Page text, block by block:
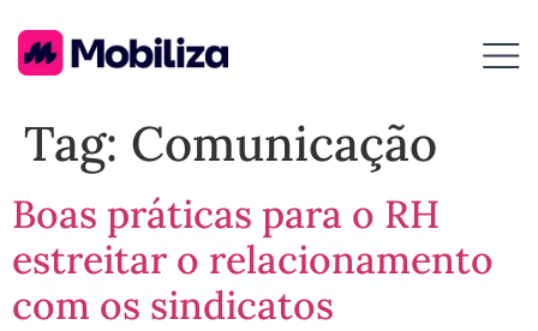
Tag: Comunicação
Boas práticas para o RH
estreitar o relacionamento
com os sindicatos